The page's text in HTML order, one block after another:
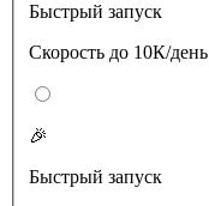
Быстрый запуск
Скорость до 10К/день
🎉
Быстрый запуск